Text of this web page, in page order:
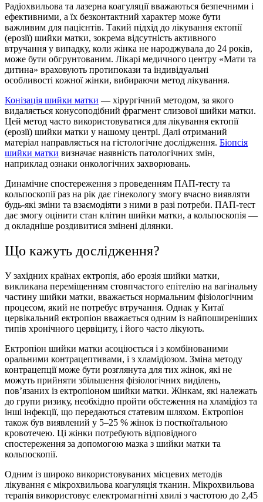
Радіохвильова та лазерна коагуляції вважаються безпечними і
ефективними, а їх безконтактний характер може бути
важливим для пацієнтів. Такий підхід до лікування ектопії
(ерозії) шийки матки, зокрема відсутність активного
втручання у випадку, коли жінка не народжувала до 24 років,
може бути обгрунтованим. Лiкарi медичного центру «Мати та
дитина» враховують протипокази та індивідуальні
особливості кожної жінки, вибираючи метод лікування.
Конізація шийки матки — хірургічний методом, за якого
видаляється конусоподібний фрагмент слизової шийки матки.
Цей метод часто використовуватися для лікування ектопії
(ерозії) шийки матки у нашому центрi. Далі отриманий
матеріал направляється на гістологічне дослідження. Біопсія
шийки матки визначає наявність патологічних змін,
наприклад ознаки онкологічних захворювань.
Динамічне спостереження з проведенням ПАП-тесту та
кольпоскопії раз на рік дає гінекологу змогу вчасно виявляти
будь-які зміни та взаємодіяти з ними в разі потреби. ПАП-тест
дає змогу оцінити стан клітин шийки матки, а кольпоскопія —
д окладніше роздивитися змінені ділянки.
Що кажуть дослідження?
У західних країнах ектропія, або ерозія шийки матки,
викликана переміщенням стовпчастого епітелію на вагінальну
частину шийки матки, вважається нормальним фізіологічним
процесом, який не потребує втручання. Однак у Китаї
цервікальний ектропіон вважається одним із найпоширеніших
типів хронічного цервіциту, і його часто лікують.
Ектропіон шийки матки асоціюється і з комбінованими
оральними контрацептивами, і з хламідіозом. Зміна методу
контрацепції може бути розглянута для тих жінок, які не
можуть прийняти збільшення фізіологічних виділень,
пов’язаних із ектропіоном шийки матки. Жінкам, які належать
до групи ризику, необхідно пройти обстеження на хламідіоз та
інші інфекції, що передаються статевим шляхом. Ектропіон
також був виявлений у 5–25 % жінок із посткоїтальною
кровотечею. Ці жінки потребують відповідного
спостереження за допомогою мазка з шийки матки та
кольпоскопії.
Одним із широко використовуваних місцевих методів
лікування є мікрохвильова коагуляція тканин. Мікрохвильова
терапія використовує електромагнітні хвилі з частотою до 2,45